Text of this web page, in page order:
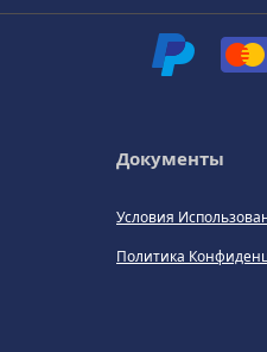
Документы
Условия
Политика